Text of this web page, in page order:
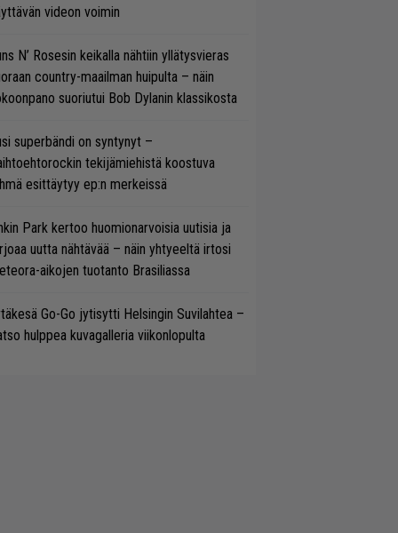
videon voimin
N’ Rosesin keikalla nähtiin yllätysvieras
country-maailman huipulta – näin
suoriutui Bob Dylanin klassikosta
superbändi on syntynyt –
tekijämiehistä koostuva
esittäytyy ep:n merkeissä
Park kertoo huomionarvoisia uutisia ja
uutta nähtävää – näin yhtyeeltä irtosi
aikojen tuotanto Brasiliassa
Go-Go jytisytti Helsingin Suvilahtea –
hulppea kuvagalleria viikonlopulta